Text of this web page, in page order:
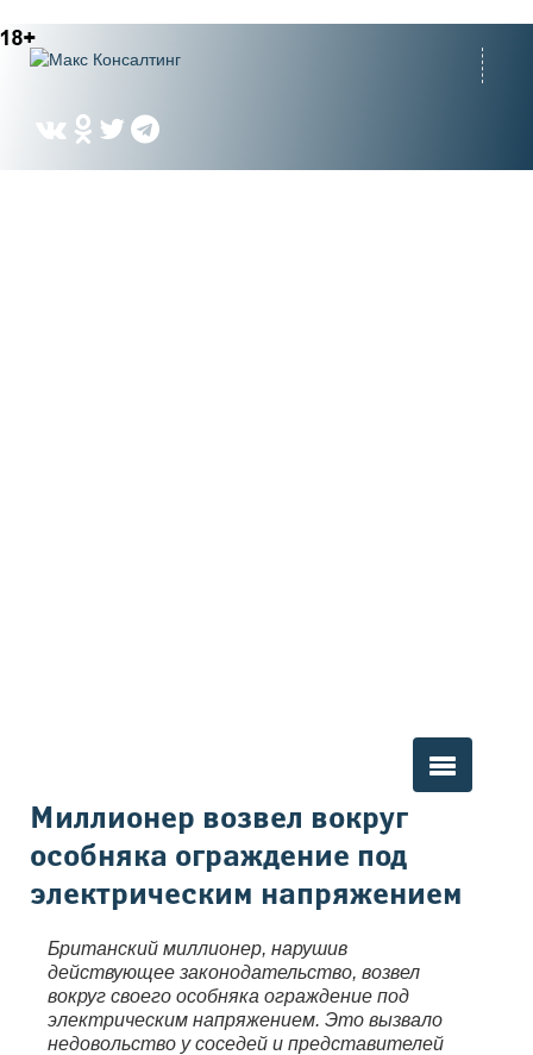
Вы здесь
Миллионер возвел вокруг
особняка ограждение под
электрическим напряжением
Британский миллионер, нарушив
действующее законодательство, возвел
вокруг своего особняка ограждение под
электрическим напряжением. Это вызвало
недовольство у соседей и представителей